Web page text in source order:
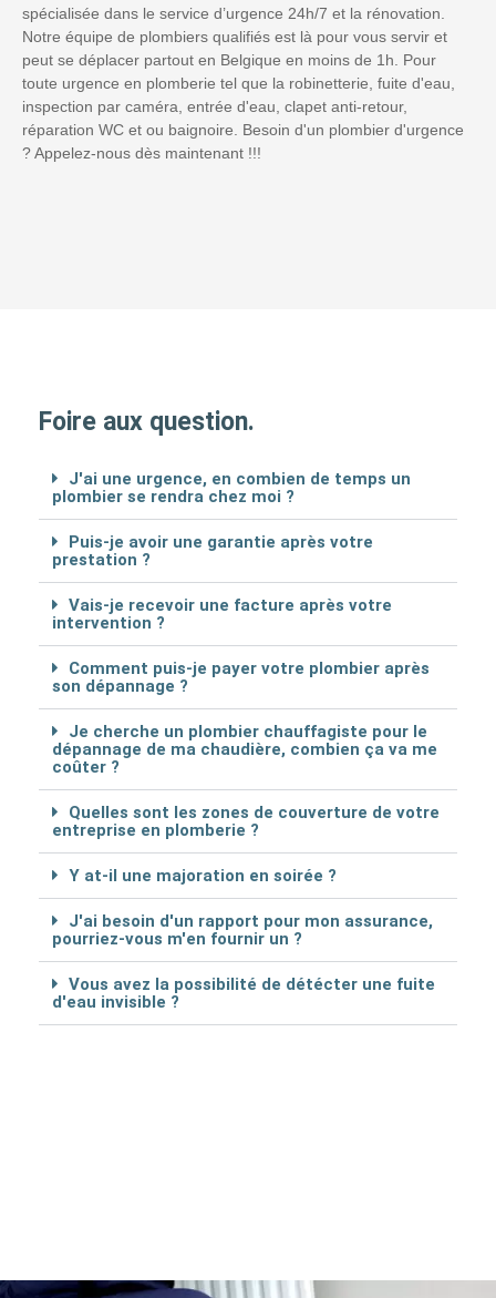
spécialisée dans le service d’urgence 24h/7 et la rénovation.
Notre équipe de plombiers qualifiés est là pour vous servir et
peut se déplacer partout en Belgique en moins de 1h. Pour
toute urgence en plomberie tel que la robinetterie, fuite d'eau,
inspection par caméra, entrée d'eau, clapet anti-retour,
réparation WC et ou baignoire. Besoin d'un plombier d'urgence
? Appelez-nous dès maintenant !!!
Foire aux question.
J'ai une urgence, en combien de temps un
plombier se rendra chez moi ?
Puis-je avoir une garantie après votre
prestation ?
Vais-je recevoir une facture après votre
intervention ?
Comment puis-je payer votre plombier après
son dépannage ?
Je cherche un plombier chauffagiste pour le
dépannage de ma chaudière, combien ça va me
coûter ?
Quelles sont les zones de couverture de votre
entreprise en plomberie ?
Y at-il une majoration en soirée ?
J'ai besoin d'un rapport pour mon assurance,
pourriez-vous m'en fournir un ?
Vous avez la possibilité de détécter une fuite
d'eau invisible ?